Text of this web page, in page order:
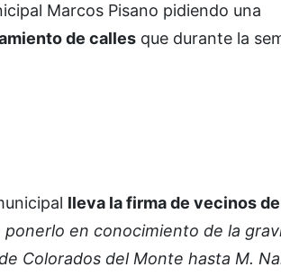
Marcos Pisano pidiendo una
de calles que durante la
lleva la firma de vecinos
ponerlo en conocimiento de la
Colorados del Monte hasta M.